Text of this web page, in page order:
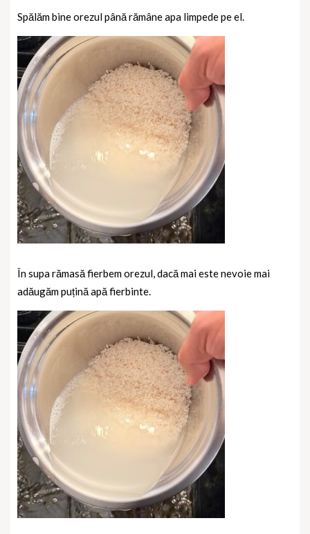
Spălăm bine orezul până rămâne apa limpede pe el.
În supa rămasă fierbem orezul, dacă mai este nevoie mai
adăugăm puțină apă fierbinte.